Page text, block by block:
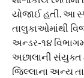
યોજાઈ હતી. આ
તાલુકાઓમાંથી
અન્ડર-૧૪
અછાલાની સંયુક્ત
જિલ્લાના અન્ય